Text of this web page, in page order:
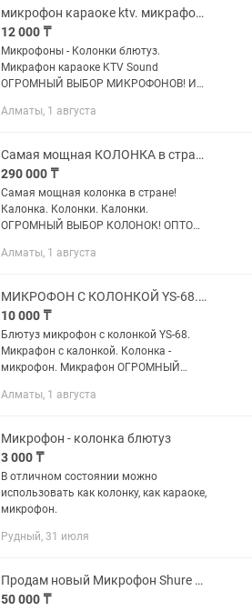
качественными 2-мя ручными...
микрофон караоке ktv. микрафон. огромный выбор. оптом и в розницу.
12 000 ₸
Микрофоны - Колонки блютуз.
Микрафон караоке KTV Sound
ОГРОМНЫЙ ВЫБОР МИКРОФОНОВ! И
РАССРОЧКА Kaspi Red! Беспроводной
оригинальное девайс...
Алматы, 1 августа
Самая мощная КОЛОНКА в стране! Калонка. Колонки. Калонки.
290 000 ₸
Самая мощная колонка в стране!
Калонка. Колонки. Калонки.
ОГРОМНЫЙ ВЫБОР КОЛОНОК! ОПТОМ
Отличное качество! Акустическая
Алматы, 1 августа
МИКРОФОН С КОЛОНКОЙ YS-68. Микрафон с калонкой. Огромный выбор
10 000 ₸
Блютуз микрофон с колонкой YS-68.
Микрафон с калонкой. Колонка -
микрофон. Микрафон ОГРОМНЫЙ
РОЗНИЦУ! РАССРОЧКА Kaspi Red!
караоке...
Алматы, 1 августа
Микрофон - колонка блютуз
3 000 ₸
В отличном состоянии можно
использовать как колонку, как караоке,
микрофон.
Рудный, 31 июля
Продам новый Микрофон Shure GLXD4 черный
50 000 ₸